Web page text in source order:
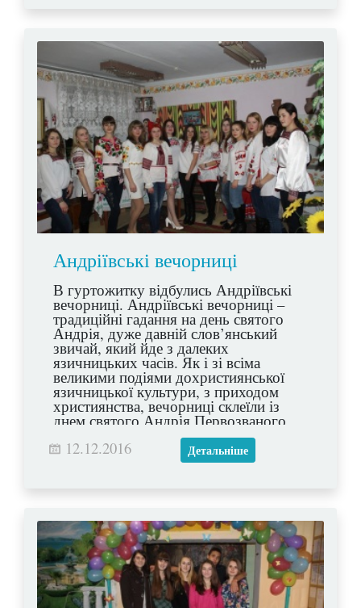
Андріївські вечорниці
В гуртожитку відбулись Андріївські
вечорниці. Андріївські вечорниці –
традиційні гадання на день святого
Андрія, дуже давній слов’янський
звичай, який йде з далеких
язичницьких часів. Як і зі всіма
великими подіями дохристиянської
язичницької культури, з приходом
християнства, вечорниці склеїли із
днем святого Андрія Первозваного,
одного з дванадцяти апостолів
Христа.
12.12.2016 Детальніше